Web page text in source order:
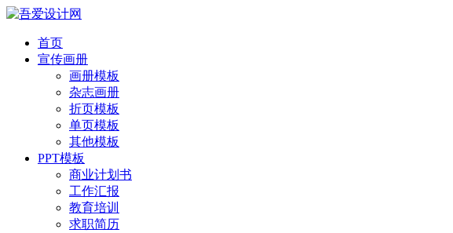
首页
宣传画册
画册模板
杂志画册
折页模板
单页模板
其他模板
PPT模板
商业计划书
工作汇报
教育培训
求职简历